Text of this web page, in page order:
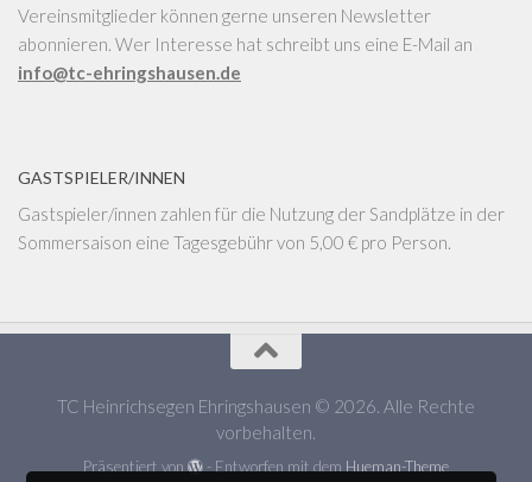
Vereinsmitglieder können gerne unseren Newsletter
abonnieren. Wer Interesse hat schreibt uns eine E-Mail an
info@tc-ehringshausen.de
GASTSPIELER/INNEN
Gastspieler/innen zahlen für die Nutzung der Sandplätze in der
Sommersaison eine Tagesgebühr von 5,00 € pro Person.
TC Heinrichsegen Ehringshausen © 2026. Alle Rechte
vorbehalten.
Präsentiert von - Entworfen mit dem Hueman-Theme